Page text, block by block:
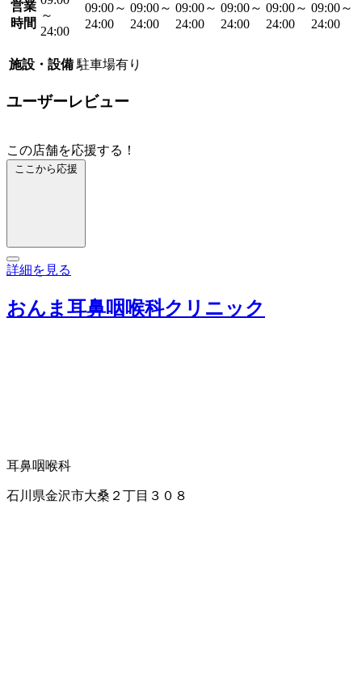
営業
時間
～
24:00
09:00～
24:00
09:00～
24:00
09:00～
24:00
09:00～
24:00
09:00～
24:00
09:00～
24:00
施設・設備 駐車場有り
ユーザーレビュー
この店舗を応援する！
ここから応援
詳細を見る
おんま耳鼻咽喉科クリニック
耳鼻咽喉科
石川県金沢市大桑２丁目３０８